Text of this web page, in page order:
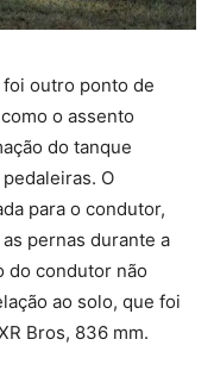
foi outro ponto de
o assento
do tanque
O
para o condutor,
pernas durante a
do condutor não
ao solo, que foi
Bros, 836 mm.